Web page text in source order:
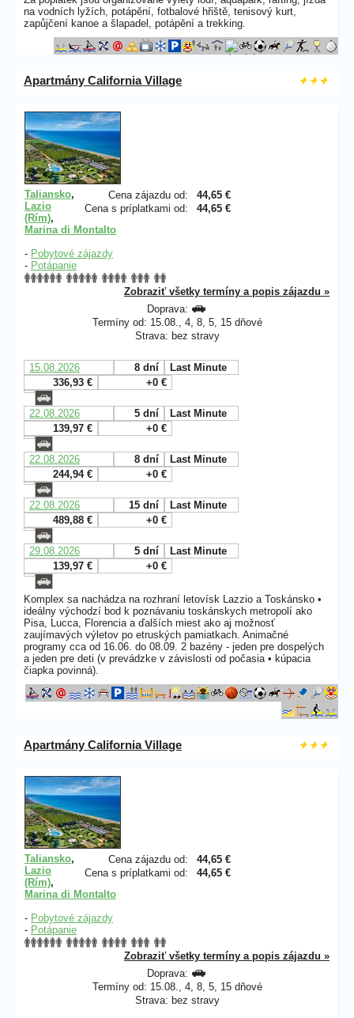
na vodních lyžích, potápění, fotbalové hřiště, tenisový kurt,
zapůjčení kanoe a šlapadel, potápění a trekking.
Apartmány California Village
Cena zájazdu od:
44,65 €
Cena s príplatkami od:
44,65 €
Taliansko,
Lazio
(Rím),
Marina di Montalto
- Pobytové zájazdy
- Potápanie
Zobraziť všetky termíny a popis zájazdu »
Doprava:
Termíny od: 15.08., 4, 8, 5, 15 dňové
Strava: bez stravy
15.08.2026 8 dní
Last Minute
336,93 €
+0 €
22.08.2026 5 dní
Last Minute
139,97 €
+0 €
22.08.2026 8 dní
Last Minute
244,94 €
+0 €
22.08.2026 15 dní
Last Minute
489,88 €
+0 €
29.08.2026 5 dní
Last Minute
139,97 €
+0 €
Komplex sa nachádza na rozhraní letovísk Lazzio a Toskánsko •
ideálny východzí bod k poznávaniu toskánskych metropolí ako
Pisa, Lucca, Florencia a ďalších miest ako aj možnosť
zaujímavých výletov po etruských pamiatkach. Animačné
programy cca od 16.06. do 08.09. 2 bazény - jeden pre dospelých
a jeden pre deti (v prevádzke v závislosti od počasia • kúpacia
čiapka povinná).
Apartmány California Village
Cena zájazdu od:
44,65 €
Cena s príplatkami od:
44,65 €
Taliansko,
Lazio
(Rím),
Marina di Montalto
- Pobytové zájazdy
- Potápanie
Zobraziť všetky termíny a popis zájazdu »
Doprava:
Termíny od: 15.08., 4, 8, 5, 15 dňové
Strava: bez stravy